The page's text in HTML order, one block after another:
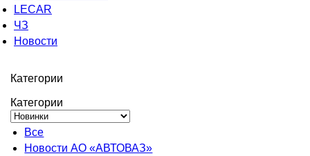
LECAR
ЧЗ
Новости
Категории
Категории
Все
Новости АО «АВТОВАЗ»